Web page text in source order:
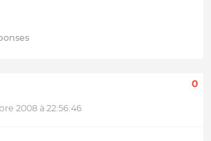
2008 à 22:56:46
0